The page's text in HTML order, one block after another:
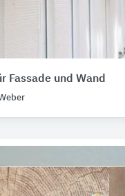
Fassade und Wand